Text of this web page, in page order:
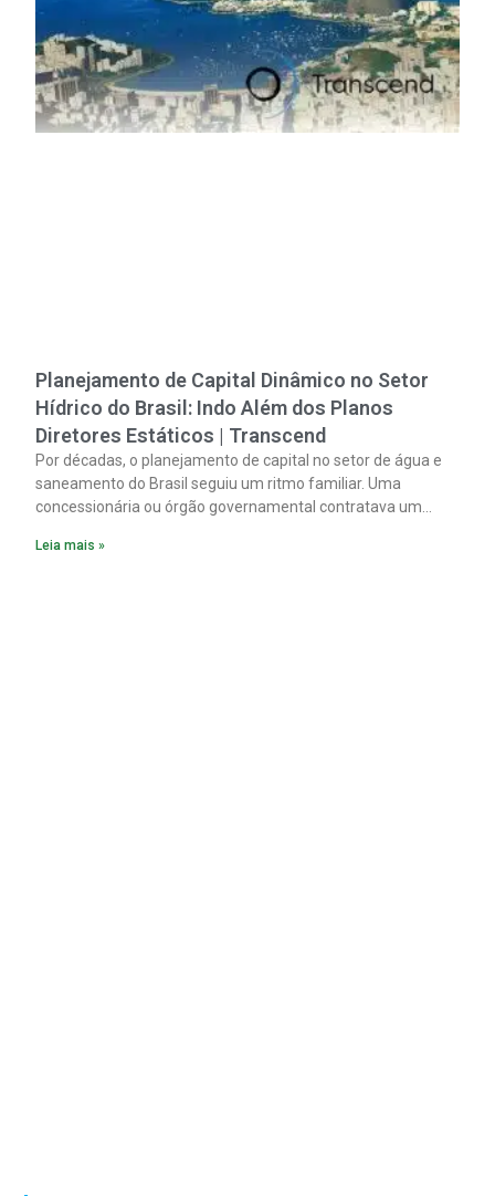
Planejamento de Capital Dinâmico no Setor
Hídrico do Brasil: Indo Além dos Planos
Diretores Estáticos | Transcend
Por décadas, o planejamento de capital no setor de água e
saneamento do Brasil seguiu um ritmo familiar. Uma
concessionária ou órgão governamental contratava um
Leia mais »